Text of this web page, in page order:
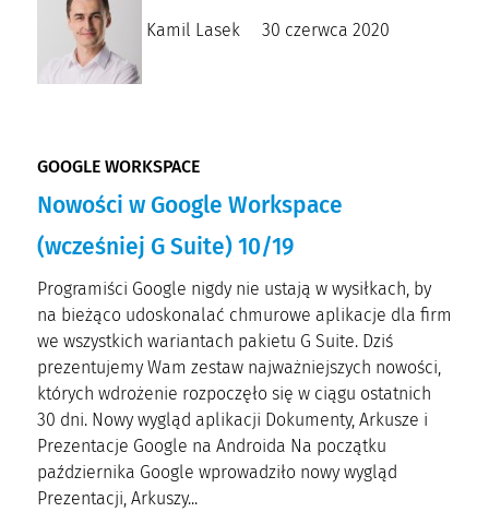
Kamil Lasek 30 czerwca 2020
GOOGLE WORKSPACE
Nowości w Google Workspace
(wcześniej G Suite) 10/19
Programiści Google nigdy nie ustają w wysiłkach, by
na bieżąco udoskonalać chmurowe aplikacje dla firm
we wszystkich wariantach pakietu G Suite. Dziś
prezentujemy Wam zestaw najważniejszych nowości,
których wdrożenie rozpoczęło się w ciągu ostatnich
30 dni. Nowy wygląd aplikacji Dokumenty, Arkusze i
Prezentacje Google na Androida Na początku
października Google wprowadziło nowy wygląd
Prezentacji, Arkuszy...